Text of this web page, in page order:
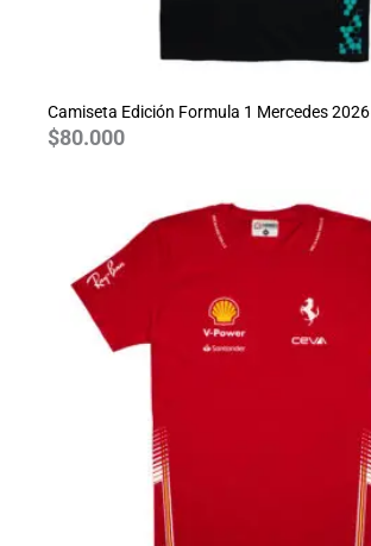
Camiseta Edición Formula 1 Mercedes 2026
$80.000
de
precios:
$70.000
hasta
$80.000